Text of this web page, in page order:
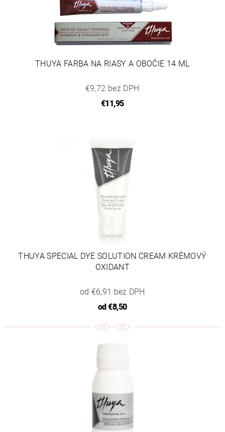
THUYA FARBA NA RIASY A OBOČIE 14 ML
€9,72 bez DPH
€11,95
THUYA SPECIAL DYE SOLUTION CREAM KRÉMOVÝ
OXIDANT
od €6,91 bez DPH
od€8,50